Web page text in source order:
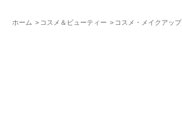
ホーム コスメ＆ビューティー コスメ・メイクアップ